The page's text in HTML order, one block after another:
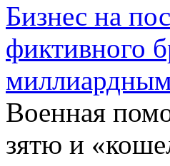
Бизнес на
фиктивного
Военная
зятю и